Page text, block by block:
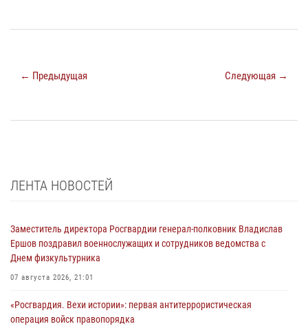
← Предыдущая Следующая →
ЛЕНТА НОВОСТЕЙ
Заместитель директора Росгвардии генерал-полковник Владислав
Ершов поздравил военнослужащих и сотрудников ведомства с
Днем физкультурника
07 августа 2026, 21:01
«Росгвардия. Вехи истории»: первая антитеррористическая
операция войск правопорядка